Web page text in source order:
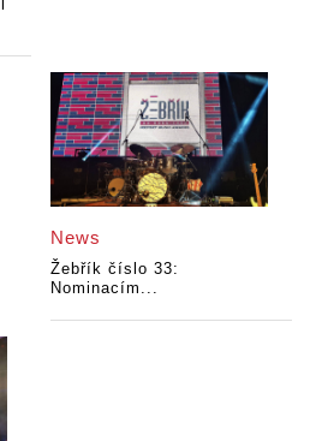
News
Žebřík číslo 33:
Nominacím...